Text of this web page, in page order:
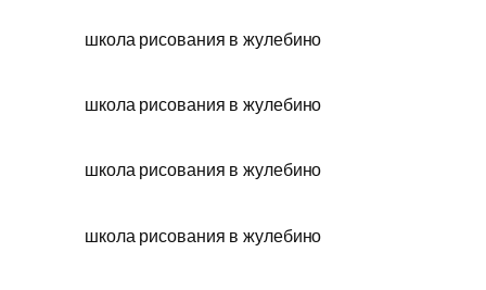
школа рисования в жулебино
школа рисования в жулебино
школа рисования в жулебино
школа рисования в жулебино